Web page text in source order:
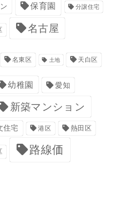
保育園 分譲住宅
名古屋
名東区 土地 天白区
幼稚園 愛知
新築マンション
住宅 港区 熱田区
路線価